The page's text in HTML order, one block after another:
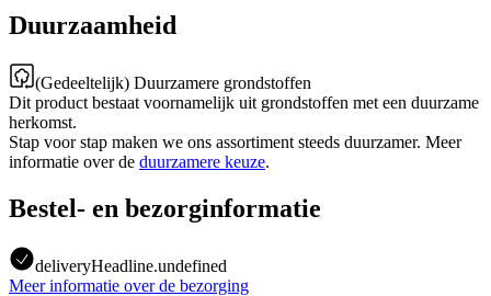
Duurzaamheid
(Gedeeltelijk) Duurzamere grondstoffen
Dit product bestaat voornamelijk uit grondstoffen met een duurzame
herkomst.
Stap voor stap maken we ons assortiment steeds duurzamer. Meer
informatie over de duurzamere keuze.
Bestel- en bezorginformatie
deliveryHeadline.undefined
Meer informatie over de bezorging